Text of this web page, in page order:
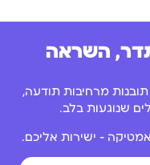
השראה
מרחיבות תודעה,
שנוגעות בלב.
– ישירות אליכם.